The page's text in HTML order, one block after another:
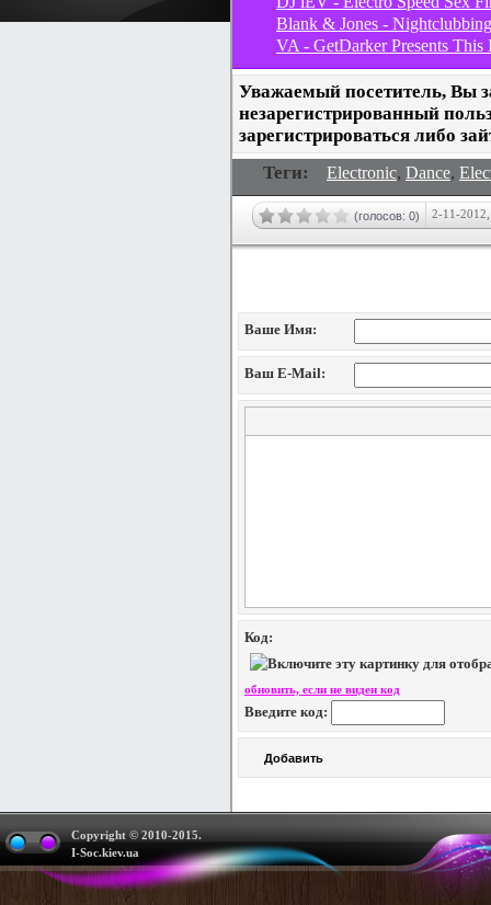
Blank & Jones -
VA - GetDarker Presents
Уважаемый посетитель, Вы
незарегистрированный
зарегистрироваться либо
Теги:
Electronic, Dance,
(голосов: 0) 2-11-
Ваше Имя:
Ваш E-Mail:
Код:
обновить, если не виден код
Введите код:
Copyright © 2010-2015.
I-Soc.kiev.ua